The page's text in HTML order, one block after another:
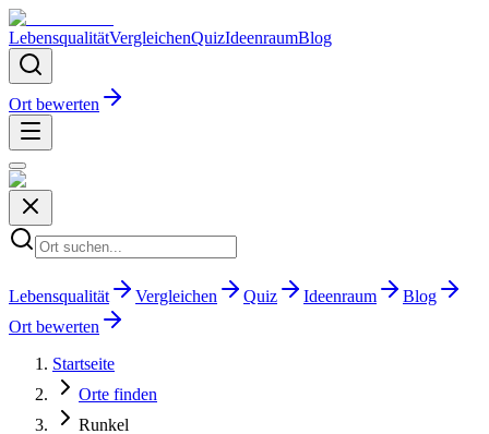
LebensqualitätVergleichenQuizIdeenraumBlog
Ort bewerten
Lebensqualität Vergleichen Quiz Ideenraum
Blog
Ort bewerten
Startseite
Orte finden
Runkel